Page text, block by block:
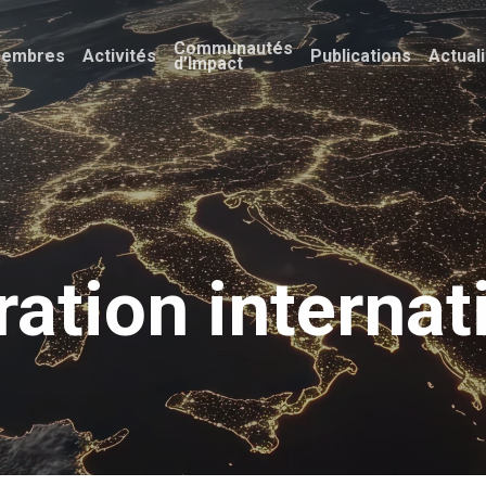
Activités Communautés
d’Impact Publications